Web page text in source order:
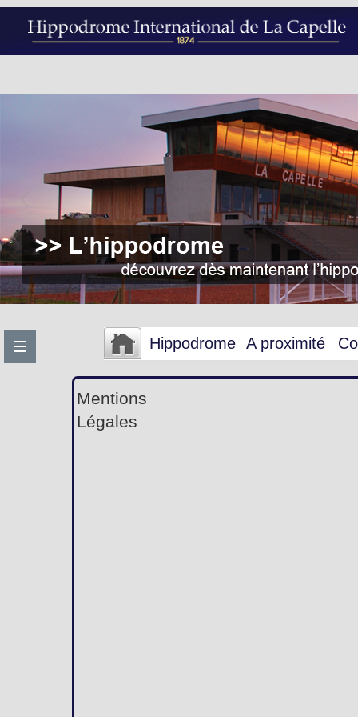
Hippodrome A proximité
Mentions
Légales